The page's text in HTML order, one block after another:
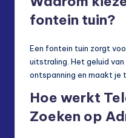
fontein tuin?
Een fontein tuin zorgt
uitstraling. Het geluid
ontspanning en maakt je
Hoe werkt
Zoeken op